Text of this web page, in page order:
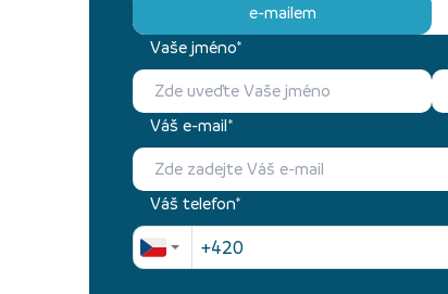
e-mailem
Vaše jméno*
Váš e-mail*
Váš telefon*